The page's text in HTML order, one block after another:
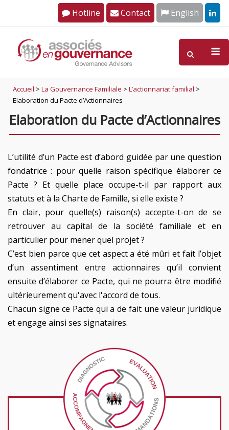
Hotline Contact English
Accueil > La Gouvernance Familiale > L’actionnariat familial >
Elaboration du Pacte d’Actionnaires
Elaboration du Pacte d’Actionnaires
L’utilité d’un Pacte est d’abord guidée par une question
fondatrice : pour quelle raison spécifique élaborer ce
Pacte ? Et quelle place occupe-t-il par rapport aux
statuts et à la Charte de Famille, si elle existe ?
En clair, pour quelle(s) raison(s) accepte-t-on de se
retrouver au capital de la société familiale et en
particulier pour mener quel projet ?
C’est bien parce que cet aspect a été mûri et fait l’objet
d’un assentiment entre actionnaires qu’il convient
ensuite d’élaborer ce Pacte, qui ne pourra être modifié
ultérieurement qu'avec l'accord de tous.
Chacun signe ce Pacte qui a de fait une valeur juridique
et engage ainsi ses signataires.